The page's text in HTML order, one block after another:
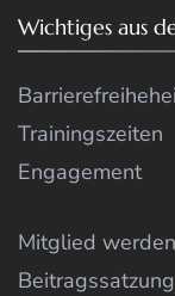
Wichtiges aus
Trainingszeiten
Engagement
Mitglied werden
Beitragssatzung